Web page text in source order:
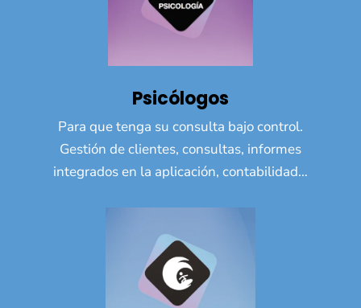
Psicólogos
Para que tenga su consulta bajo control.
Gestión de clientes, consultas, informes
integrados en la aplicación, contabilidad…